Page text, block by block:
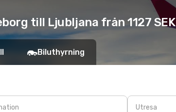
till Ljubljana från 1127 SEK
Biluthyrning
Utresa